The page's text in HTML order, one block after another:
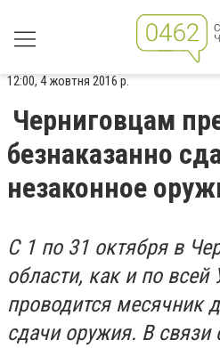
12:00, 4 жовтня 2016 р.
Черниговцам
безнаказанно
незаконное
С 1 по 31 октября в
области, как и по всей
проводится месячник
сдачи оружия. В связи